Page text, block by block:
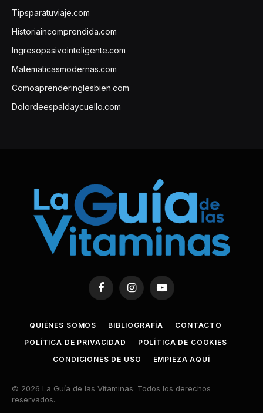
Tipsparatuviaje.com
Historiaincomprendida.com
Ingresopasivointeligente.com
Matematicasmodernas.com
Comoaprenderinglesbien.com
Dolordeespaldaycuello.com
FacebookInstagramYouTube
QUIÉNES SOMOS BIBLIOGRAFÍA
CONTACTO
POLÍTICA DE PRIVACIDAD
POLÍTICA DE COOKIES
CONDICIONES DE USO
EMPIEZA AQUÍ
© 2026 La Guía de las Vitaminas. Todos los derechos
reservados.